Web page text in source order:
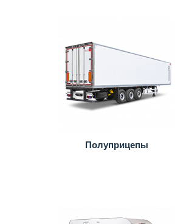
Полуприцепы